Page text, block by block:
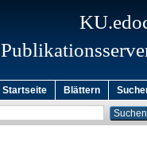
Startseite Blättern